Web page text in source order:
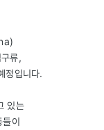
류,
정입니다.
있는
이